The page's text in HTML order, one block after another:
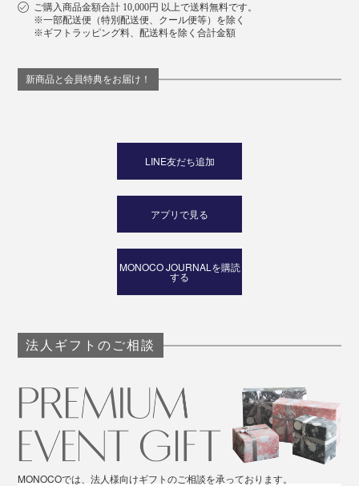
ご購入商品金額合計 10,000円 以上で送料無料です。
※一部配送便（特別配送便、クール便等）を除く
※ギフトラッピング料、配送料を除く合計金額
新商品と会員特典をお届け！
LINE友だち追加
アプリで見る
MONOCO JOURNALを購読
する
法人ギフトのご相談
MONOCOでは、法人様向けギフトのご相談を承っております。